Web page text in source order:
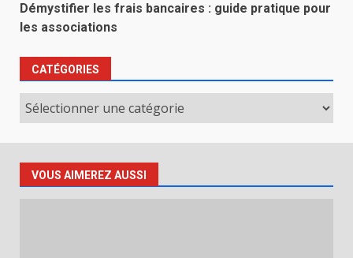
Démystifier les frais bancaires : guide pratique pour
les associations
CATÉGORIES
Catégories
VOUS AIMEREZ AUSSI